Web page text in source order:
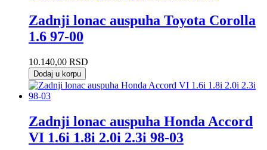
Zadnji lonac auspuha Toyota Corolla
1.6 97-00
10.140,00 RSD
Dodaj u korpu
Zadnji lonac auspuha Honda Accord
VI 1.6i 1.8i 2.0i 2.3i 98-03